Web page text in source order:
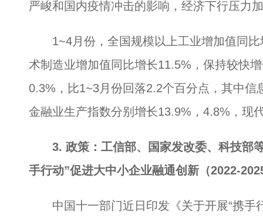
严峻和国内疫情冲击的影响，经济下行压力
1~4月份，全国规模以上工业增加值同比
术制造业增加值同比增长11.5%，保持较快
0.3%，比1~3月份回落2.2个百分点，其中信
金融业生产指数分别增长13.9%，4.8%，现
3. 政策：工信部、国家发改委、科技部
手行动”促进大中小企业融通创新（2022-
中国十一部门近日印发《关于开展“携手